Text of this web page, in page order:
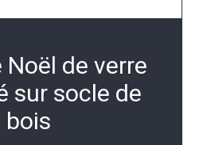
Noël de verre
sur socle de
bois